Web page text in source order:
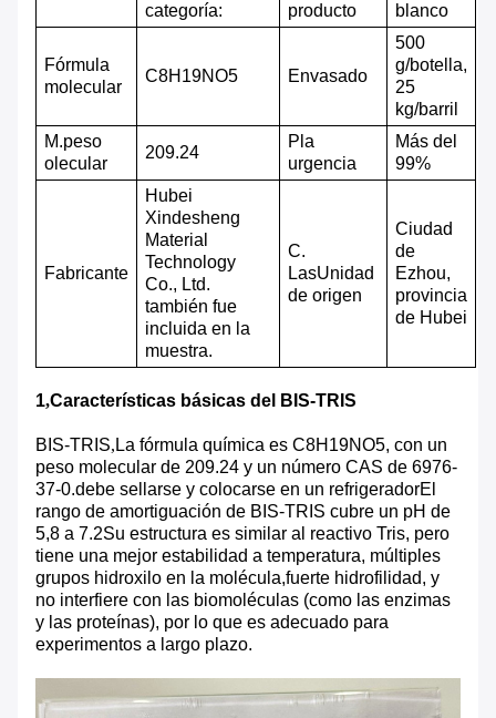
categoría:
producto
blanco
Fórmula
molecular
C8H19NO5 Envasado
500
g/botella,
25
kg/barril
M.peso
olecular
209.24
P la
urgencia
Más del
99%
Fabricante
Hubei
Xindesheng
Material
Technology
Co., Ltd.
también fue
incluida en la
muestra.
C.
LasUnidad
de origen
Ciudad
de
Ezhou,
provincia
de Hubei
1,Características básicas del BIS-TRIS
BIS-TRIS,La fórmula química es C8H19NO5, con un
peso molecular de 209.24 y un número CAS de 6976-
37-0.debe sellarse y colocarse en un refrigeradorEl
rango de amortiguación de BIS-TRIS cubre un pH de
5,8 a 7.2Su estructura es similar al reactivo Tris, pero
tiene una mejor estabilidad a temperatura, múltiples
grupos hidroxilo en la molécula,fuerte hidrofilidad, y
no interfiere con las biomoléculas (como las enzimas
y las proteínas), por lo que es adecuado para
experimentos a largo plazo.